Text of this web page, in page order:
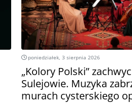
poniedziałek, 3 sierpnia 2026
„Kolory Polski”
Sulejowie. Muzyka
murach cysterskiego